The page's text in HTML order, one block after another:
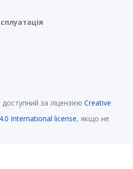
за ліцензією Creative
International license, якщо не